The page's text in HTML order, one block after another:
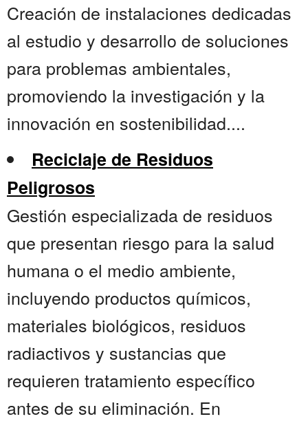
Creación de instalaciones dedicadas
al estudio y desarrollo de soluciones
para problemas ambientales,
promoviendo la investigación y la
innovación en sostenibilidad....
Reciclaje de Residuos
Peligrosos
Gestión especializada de residuos
que presentan riesgo para la salud
humana o el medio ambiente,
incluyendo productos químicos,
materiales biológicos, residuos
radiactivos y sustancias que
requieren tratamiento específico
antes de su eliminación. En